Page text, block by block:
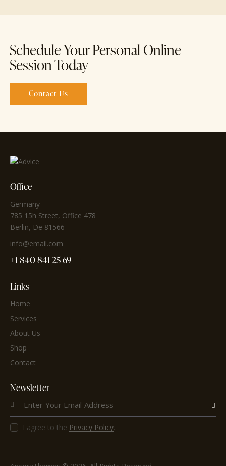
Schedule Your Personal Online
Session Today
Contact Us
Office
Germany —
785 15h Street, Office 478
Berlin, De 81566
info@email.com
+1 840 841 25 69
Links
Home
Services
About Us
Shop
Contact
Newsletter
I agree to the Privacy Policy.